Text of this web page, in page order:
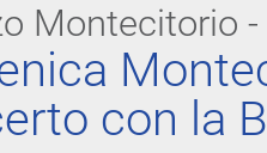
Montecitorio
con la